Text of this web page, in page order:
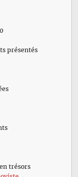
présentés
trésors